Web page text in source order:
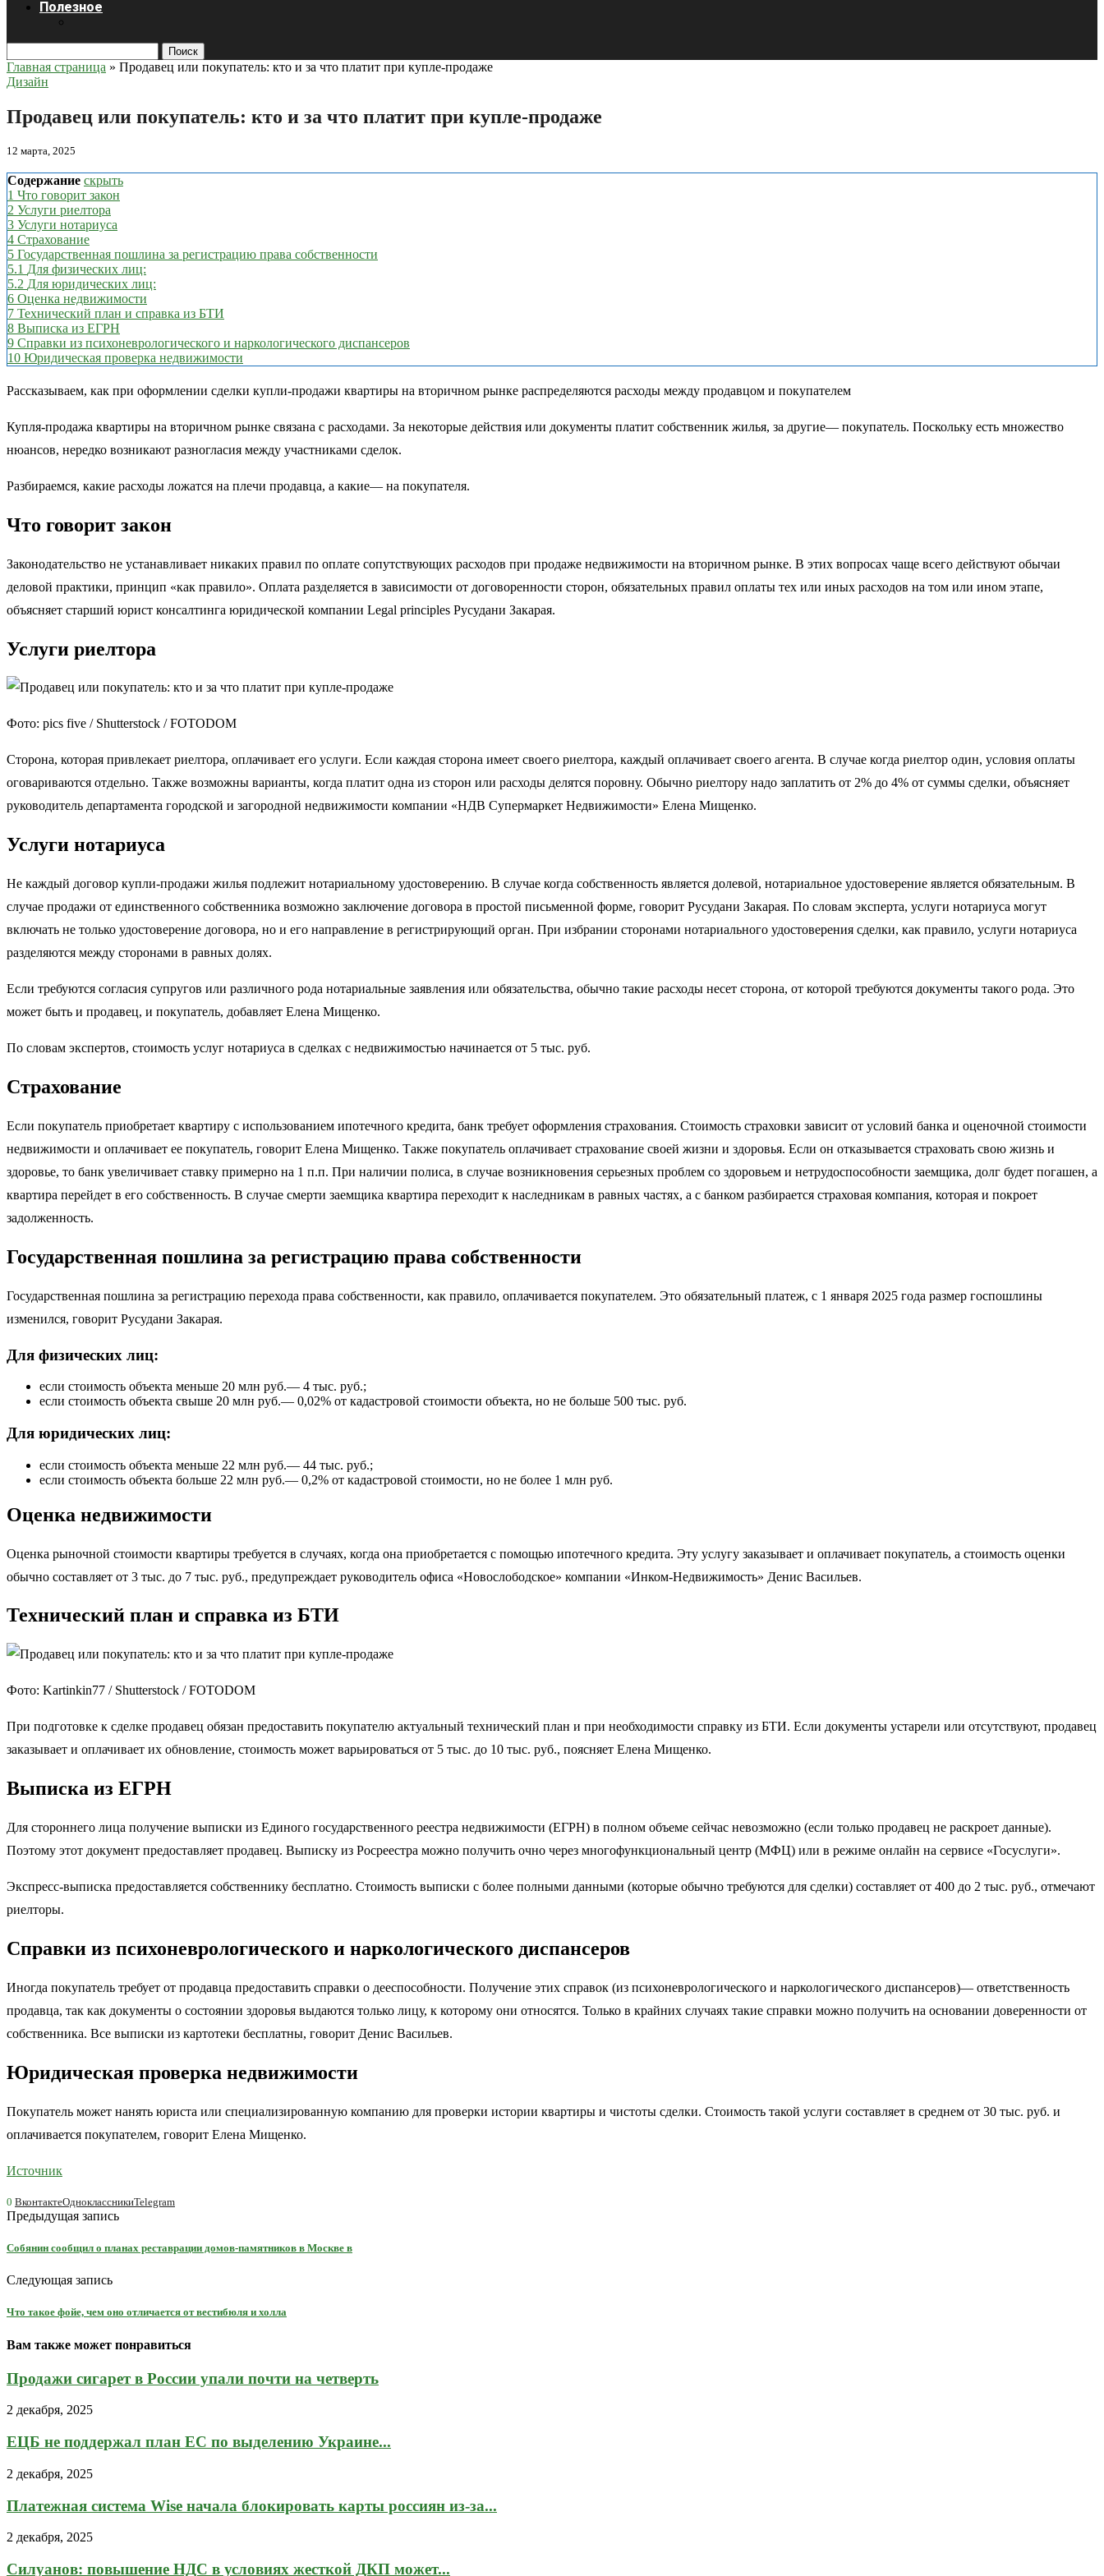
Полезное
Поиск
Главная страница » Продавец или покупатель: кто и за что платит при купле-продаже
Дизайн
Продавец или покупатель: кто и за что платит при купле-продаже
12 марта, 2025
Содержание скрыть
1 Что говорит закон
2 Услуги риелтора
3 Услуги нотариуса
4 Страхование
5 Государственная пошлина за регистрацию права собственности
5.1 Для физических лиц:
5.2 Для юридических лиц:
6 Оценка недвижимости
7 Технический план и справка из БТИ
8 Выписка из ЕГРН
9 Справки из психоневрологического и наркологического диспансеров
10 Юридическая проверка недвижимости
Рассказываем, как при оформлении сделки купли-продажи квартиры на вторичном рынке распределяются расходы между продавцом и покупателем
Купля-продажа квартиры на вторичном рынке связана с расходами. За некоторые действия или документы платит собственник жилья, за другие— покупатель. Поскольку есть множество
нюансов, нередко возникают разногласия между участниками сделок.
Разбираемся, какие расходы ложатся на плечи продавца, а какие— на покупателя.
Что говорит закон
Законодательство не устанавливает никаких правил по оплате сопутствующих расходов при продаже недвижимости на вторичном рынке. В этих вопросах чаще всего действуют обычаи
деловой практики, принцип «как правило». Оплата разделяется в зависимости от договоренности сторон, обязательных правил оплаты тех или иных расходов на том или ином этапе,
объясняет старший юрист консалтинга юридической компании Legal principles Русудани Закарая.
Услуги риелтора
Фото: pics five / Shutterstock / FOTODOM
Сторона, которая привлекает риелтора, оплачивает его услуги. Если каждая сторона имеет своего риелтора, каждый оплачивает своего агента. В случае когда риелтор один, условия оплаты
оговариваются отдельно. Также возможны варианты, когда платит одна из сторон или расходы делятся поровну. Обычно риелтору надо заплатить от 2% до 4% от суммы сделки, объясняет
руководитель департамента городской и загородной недвижимости компании «НДВ Супермаркет Недвижимости» Елена Мищенко.
Услуги нотариуса
Не каждый договор купли-продажи жилья подлежит нотариальному удостоверению. В случае когда собственность является долевой, нотариальное удостоверение является обязательным. В
случае продажи от единственного собственника возможно заключение договора в простой письменной форме, говорит Русудани Закарая. По словам эксперта, услуги нотариуса могут
включать не только удостоверение договора, но и его направление в регистрирующий орган. При избрании сторонами нотариального удостоверения сделки, как правило, услуги нотариуса
разделяются между сторонами в равных долях.
Если требуются согласия супругов или различного рода нотариальные заявления или обязательства, обычно такие расходы несет сторона, от которой требуются документы такого рода. Это
может быть и продавец, и покупатель, добавляет Елена Мищенко.
По словам экспертов, стоимость услуг нотариуса в сделках с недвижимостью начинается от 5 тыс. руб.
Страхование
Если покупатель приобретает квартиру с использованием ипотечного кредита, банк требует оформления страхования. Стоимость страховки зависит от условий банка и оценочной стоимости
недвижимости и оплачивает ее покупатель, говорит Елена Мищенко. Также покупатель оплачивает страхование своей жизни и здоровья. Если он отказывается страховать свою жизнь и
здоровье, то банк увеличивает ставку примерно на 1 п.п. При наличии полиса, в случае возникновения серьезных проблем со здоровьем и нетрудоспособности заемщика, долг будет погашен, а
квартира перейдет в его собственность. В случае смерти заемщика квартира переходит к наследникам в равных частях, а с банком разбирается страховая компания, которая и покроет
задолженность.
Государственная пошлина за регистрацию права собственности
Государственная пошлина за регистрацию перехода права собственности, как правило, оплачивается покупателем. Это обязательный платеж, с 1 января 2025 года размер госпошлины
изменился, говорит Русудани Закарая.
Для физических лиц:
⁠если стоимость объекта меньше 20 млн руб.— 4 тыс. руб.;
⁠если стоимость объекта свыше 20 млн руб.— 0,02% от кадастровой стоимости объекта, но не больше 500 тыс. руб.
Для юридических лиц:
⁠если стоимость объекта меньше 22 млн руб.— 44 тыс. руб.;
⁠если стоимость объекта больше 22 млн руб.— 0,2% от кадастровой стоимости, но не более 1 млн руб.
Оценка недвижимости
Оценка рыночной стоимости квартиры требуется в случаях, когда она приобретается с помощью ипотечного кредита. Эту услугу заказывает и оплачивает покупатель, а стоимость оценки
обычно составляет от 3 тыс. до 7 тыс. руб., предупреждает руководитель офиса «Новослободское» компании «Инком-Недвижимость» Денис Васильев.
Технический план и справка из БТИ
Фото: Kartinkin77 / Shutterstock / FOTODOM
При подготовке к сделке продавец обязан предоставить покупателю актуальный технический план и при необходимости справку из БТИ. Если документы устарели или отсутствуют, продавец
заказывает и оплачивает их обновление, стоимость может варьироваться от 5 тыс. до 10 тыс. руб., поясняет Елена Мищенко.
Выписка из ЕГРН
Для стороннего лица получение выписки из Единого государственного реестра недвижимости (ЕГРН) в полном объеме сейчас невозможно (если только продавец не раскроет данные).
Поэтому этот документ предоставляет продавец. Выписку из Росреестра можно получить очно через многофункциональный центр (МФЦ) или в режиме онлайн на сервисе «Госуслуги».
Экспресс-выписка предоставляется собственнику бесплатно. Стоимость выписки с более полными данными (которые обычно требуются для сделки) составляет от 400 до 2 тыс. руб., отмечают
риелторы.
Справки из психоневрологического и наркологического диспансеров
Иногда покупатель требует от продавца предоставить справки о дееспособности. Получение этих справок (из психоневрологического и наркологического диспансеров)— ответственность
продавца, так как документы о состоянии здоровья выдаются только лицу, к которому они относятся. Только в крайних случаях такие справки можно получить на основании доверенности от
собственника. Все выписки из картотеки бесплатны, говорит Денис Васильев.
Юридическая проверка недвижимости
Покупатель может нанять юриста или специализированную компанию для проверки истории квартиры и чистоты сделки. Стоимость такой услуги составляет в среднем от 30 тыс. руб. и
оплачивается покупателем, говорит Елена Мищенко.
Источник
0 ВконтактеОдноклассникиTelegram
Предыдущая запись
Собянин сообщил о планах реставрации домов-памятников в Москве в
Следующая запись
Что такое фойе, чем оно отличается от вестибюля и холла
Вам также может понравиться
Продажи сигарет в России упали почти на четверть
2 декабря, 2025
ЕЦБ не поддержал план ЕС по выделению Украине...
2 декабря, 2025
Платежная система Wise начала блокировать карты россиян из-за...
2 декабря, 2025
Силуанов: повышение НДС в условиях жесткой ДКП может...